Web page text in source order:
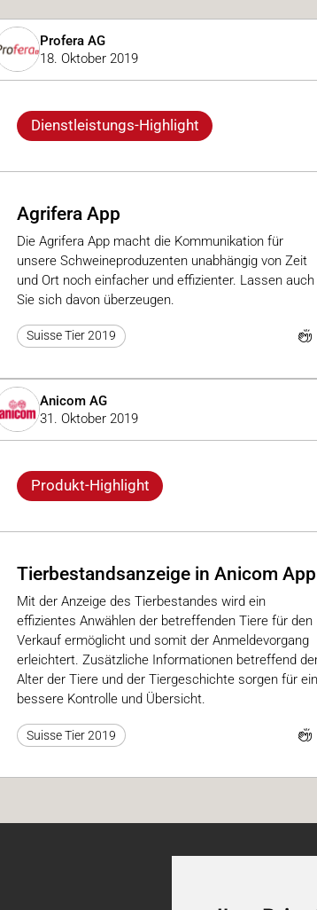
Profera AG
18. Oktober 2019
Dienstleistungs-Highlight
Agrifera App
Die Agrifera App macht die Kommunikation für
unsere Schweineproduzenten unabhängig von Zeit
und Ort noch einfacher und effizienter. Lassen auch
Sie sich davon überzeugen.
Suisse Tier 2019
Anicom AG
31. Oktober 2019
Produkt-Highlight
Tierbestandsanzeige in Anicom App
Mit der Anzeige des Tierbestandes wird ein
effizientes Anwählen der betreffenden Tiere für den
Verkauf ermöglicht und somit der Anmeldevorgang
erleichtert. Zusätzliche Informationen betreffend
Alter der Tiere und der Tiergeschichte sorgen für
bessere Kontrolle und Übersicht.
Suisse Tier 2019